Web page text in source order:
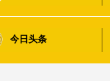
今日头条